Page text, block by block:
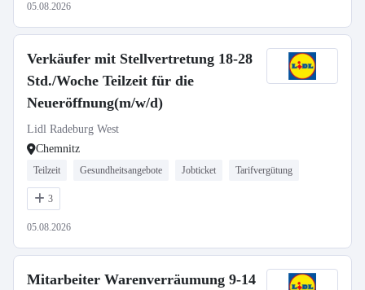
05.08.2026
Verkäufer mit Stellvertretung 18-28
Std./Woche Teilzeit für die
Neueröffnung(m/w/d)
Lidl Radeburg West
Chemnitz
Teilzeit Gesundheitsangebote Jobticket Tarifvergütung
3
05.08.2026
Mitarbeiter Warenverräumung 9-14